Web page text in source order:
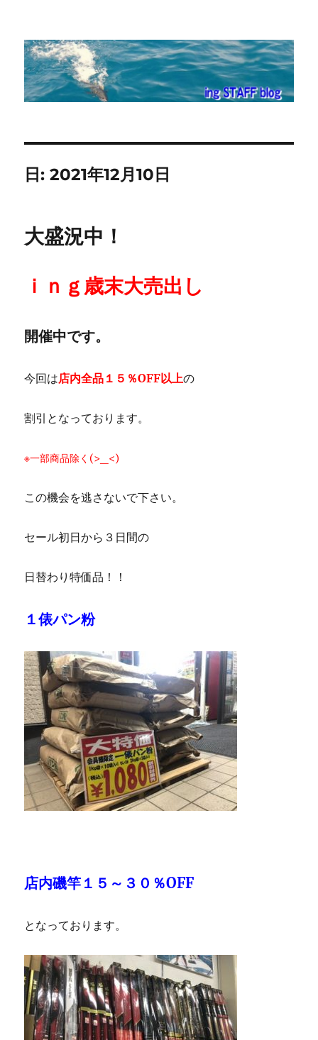
ing STAFF blog
日:2021年12月10日
大盛況中！
ｉｎｇ歳末大売出し
開催中です。
今回は店内全品１５％OFF以上の
割引となっております。
※一部商品除く(>_<)
この機会を逃さないで下さい。
セール初日から３日間の
日替わり特価品！！
１俵パン粉
店内磯竿１５～３０％OFF
となっております。